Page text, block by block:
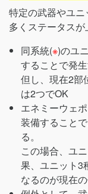
特定の武器やユ
多くステータスが
同系統(※)のユ
することで発
但し、現在2部
は2つでOK
エネミーウェ
装備すること
る。
この場合、ユ
果、ユニット3
なるのが現在